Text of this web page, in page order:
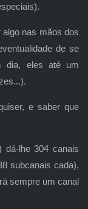
algo nas mãos dos
de se
dia, eles até um
e saber que
dá-lhe 304 canais
subcanais cada),
sempre um canal